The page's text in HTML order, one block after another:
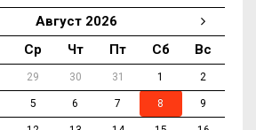
Август 2026
Ср Чт Пт Сб Вс
29 30 31 1 2
5 6 7 8 9